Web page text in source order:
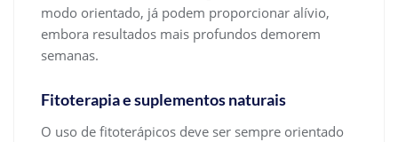
modo orientado, já podem proporcionar alívio,
embora resultados mais profundos demorem
semanas.
Fitoterapia e suplementos naturais
O uso de fitoterápicos deve ser sempre orientado